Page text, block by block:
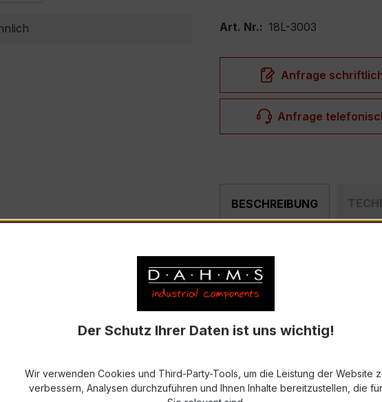
Art. Nr.: 18L-3003
Anfrage
Anfrage
BESCHREIBUNG
hochpräziser Hochfrequenz Kabelumbau-Stromwandler
und industriellen Mess- und Überwachungssystemen mit
– XKBR 18L
150 A, Sekundärnennstrom 1 A)
Der Schutz Ihrer Daten ist uns wichtig!
Wir verwenden Cookies und Third-Party-Tools, um die Leistung der Website
verbessern, Analysen durchzuführen und Ihnen Inhalte bereitzustellen, die für